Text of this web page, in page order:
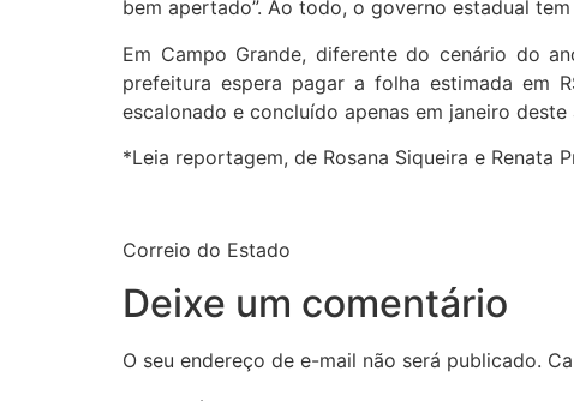
bem apertado”. Ao todo, o governo estadual
Em Campo Grande, diferente do cenário do
prefeitura espera pagar a folha estimada em
escalonado e concluído apenas em janeiro deste
*Leia reportagem, de Rosana Siqueira e Renata
Correio do Estado
Deixe um comentário
O seu endereço de e-mail não será publicado.